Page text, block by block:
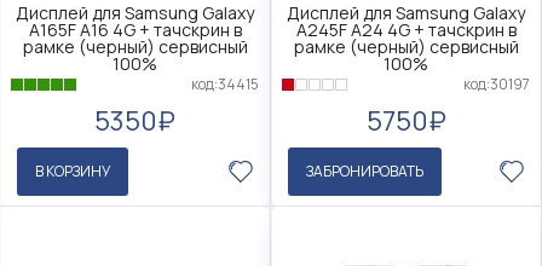
Дисплей для Samsung Galaxy
A165F A16 4G + тачскрин в
рамке (черный) сервисный
100%
код:34415
5350₽
В КОРЗИНУ
Дисплей для Samsung Galaxy
A245F A24 4G + тачскрин в
рамке (черный) сервисный
100%
код:30197
5750₽
ЗАБРОНИРОВАТЬ